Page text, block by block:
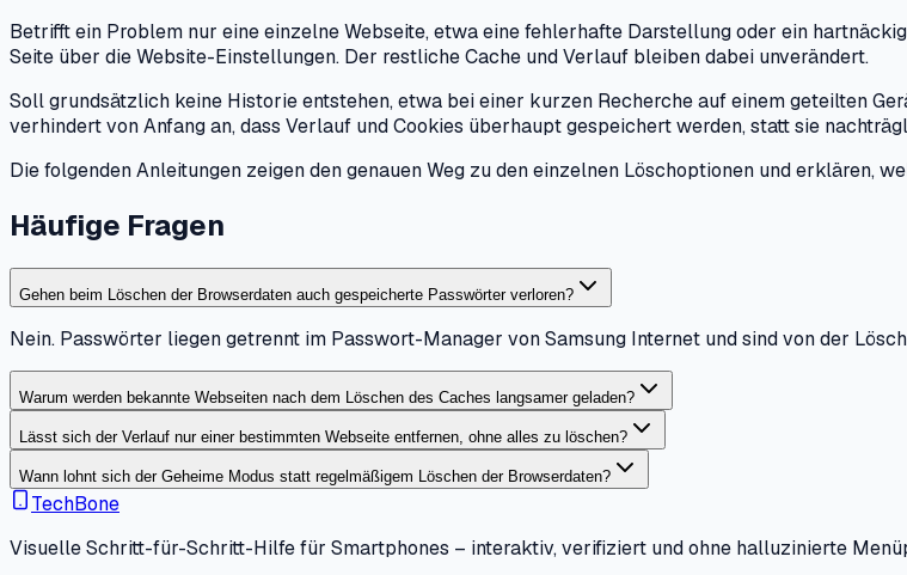
Betrifft ein Problem nur eine einzelne Webseite, etwa eine fehlerhafte Darstellung oder ein
Seite über die Website-Einstellungen. Der restliche Cache und Verlauf bleiben dabei unverändert.
Soll grundsätzlich keine Historie entstehen, etwa bei einer kurzen Recherche auf einem geteilten
verhindert von Anfang an, dass Verlauf und Cookies überhaupt gespeichert werden, statt sie
Die folgenden Anleitungen zeigen den genauen Weg zu den einzelnen Löschoptionen und erklären,
Häufige Fragen
Gehen beim Löschen der Browserdaten auch gespeicherte Passwörter verloren?
Nein. Passwörter liegen getrennt im Passwort-Manager von Samsung Internet und sind von der
Warum werden bekannte Webseiten nach dem Löschen des Caches langsamer geladen?
Lässt sich der Verlauf nur einer bestimmten Webseite entfernen, ohne alles zu löschen?
Wann lohnt sich der Geheime Modus statt regelmäßigem Löschen der Browserdaten?
TechBone
Visuelle Schritt-für-Schritt-Hilfe für Smartphones – interaktiv, verifiziert und ohne halluzinierte